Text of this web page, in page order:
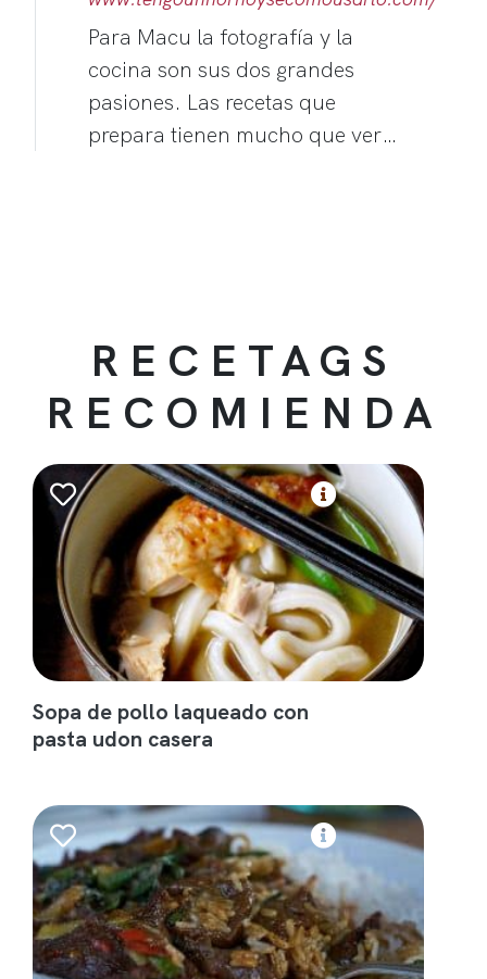
Para Macu la fotografía y la
cocina son sus dos grandes
pasiones. Las recetas que
prepara tienen mucho que ver…
RECETAGS
RECOMIENDA
Sopa de pollo laqueado con
pasta udon casera